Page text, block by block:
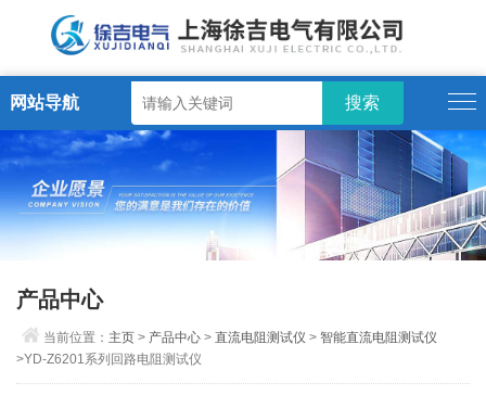
网站导航
产品中心
当前位置： 主页 > 产品中心 >直流电阻测试仪 >智能直流电阻测试仪
>YD-Z6201系列回路电阻测试仪